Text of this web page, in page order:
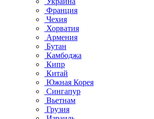
Франция
Чехия
Хорватия
Армения
Бутан
Камбоджа
Кипр
Китай
Южная Корея
Сингапур
Вьетнам
Грузия